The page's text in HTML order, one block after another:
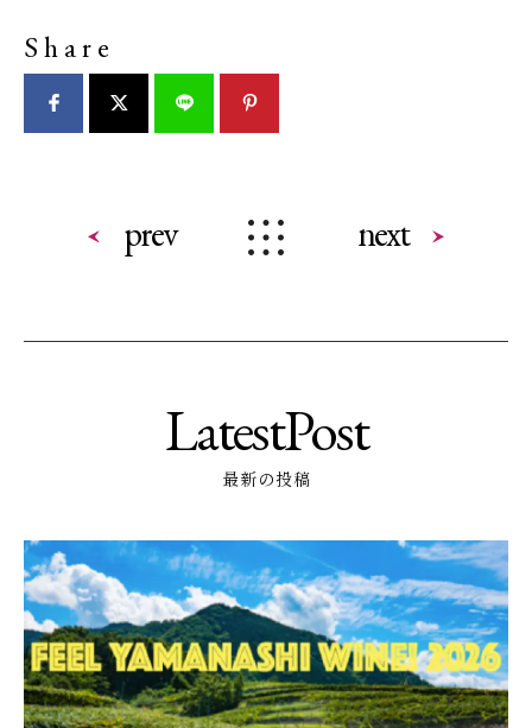
Share
prev next
LatestPost
最新の投稿